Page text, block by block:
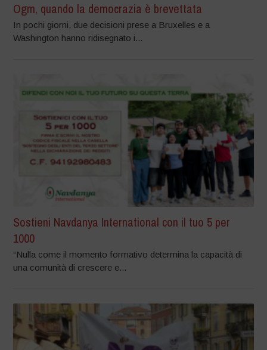
Ogm, quando la democrazia è brevettata
In pochi giorni, due decisioni prese a Bruxelles e a
Washington hanno ridisegnato i...
Sostieni Navdanya International con il tuo 5 per
1000
“Nulla come il momento formativo determina la capacità di
una comunità di crescere e...